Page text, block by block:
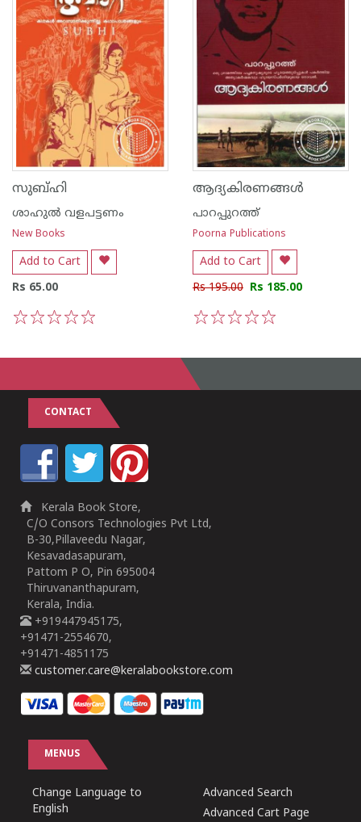
സുബ്‌ഹി
ശാഹുല്‍ വളപട്ടണം
New Books
Add to Cart
Rs 65.00
ആദ്യകിരണങ്ങള്‍
പാറപ്പുറത്ത്‌
Poorna Publications
Add to Cart
Rs 195.00 Rs 185.00
CONTACT
Kerala Book Store,
C/O Consors Technologies Pvt Ltd,
B-30,Pillaveedu Nagar,
Kesavadasapuram,
Pattom P O, Pin 695004
Thiruvananthapuram,
Kerala, India.
+919447945175,
+91471-2554670,
+91471-4851175
customer.care@keralabookstore.com
MENUS
Change Language to
English
Advanced Search
Advanced Cart Page